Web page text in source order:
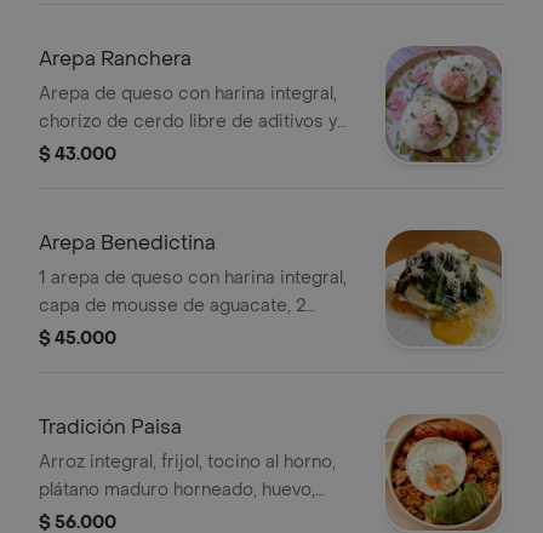
búfala rallado.
Arepa Ranchera
Arepa de queso con harina integral,
chorizo de cerdo libre de aditivos y
conservantes, salsa napolitana y guiso
rallado y cilantro fresco.
$ 43.000
Arepa Benedictina
1 arepa de queso con harina integral,
capa de mousse de aguacate, 2
huevos pochados, salsa holandesa,
$ 45.000
Tradición Paisa
Arroz integral, frijol, tocino al horno,
plátano maduro horneado, huevo,
aguacate, guiso criollo, chorizo 100
$ 56.000